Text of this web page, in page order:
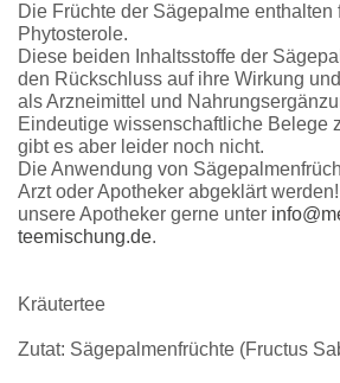
Die Früchte der Sägepalme enthalten
Phytosterole.
Diese beiden Inhaltsstoffe der
den Rückschluss auf ihre Wirkung
als Arzneimittel und
Eindeutige wissenschaftliche Belege
gibt es aber leider noch nicht.
Die Anwendung von
Arzt oder Apotheker abgeklärt
unsere Apotheker gerne unter
teemischung.de.
Kräutertee
Zutat: Sägepalmenfrüchte (Fructus